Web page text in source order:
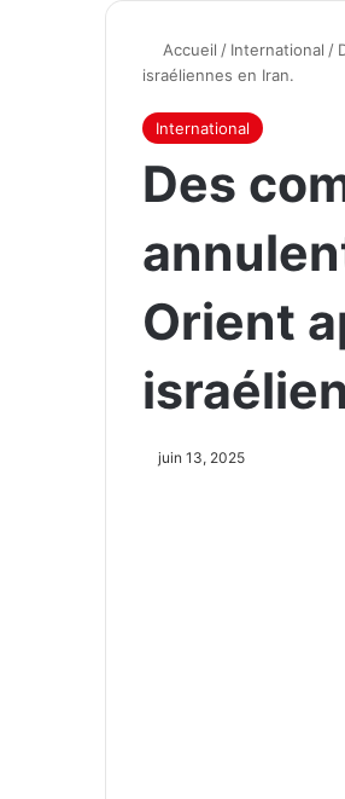
Accueil / International /
israéliennes en Iran.
International
Des
Orient
juin 13, 2025